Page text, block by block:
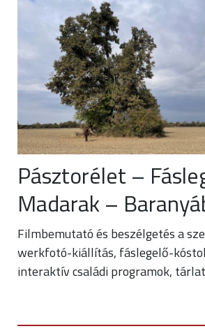
Pásztorélet –
Madarak –
Filmbemutató és beszélgetés a
werkfotó-kiállítás, fáslegelő-
interaktív családi programok,